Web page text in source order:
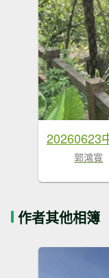
郭鴻寬
作者其他相簿